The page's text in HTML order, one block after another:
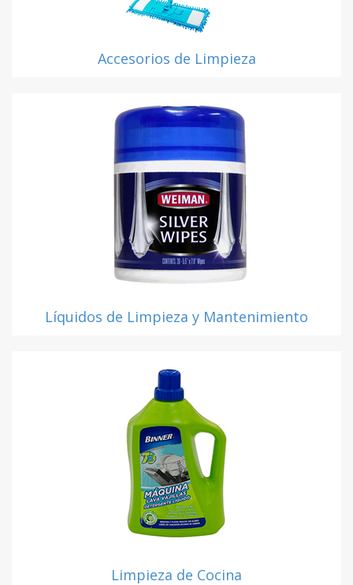
Accesorios de Limpieza
Líquidos de Limpieza y Mantenimiento
Limpieza de Cocina